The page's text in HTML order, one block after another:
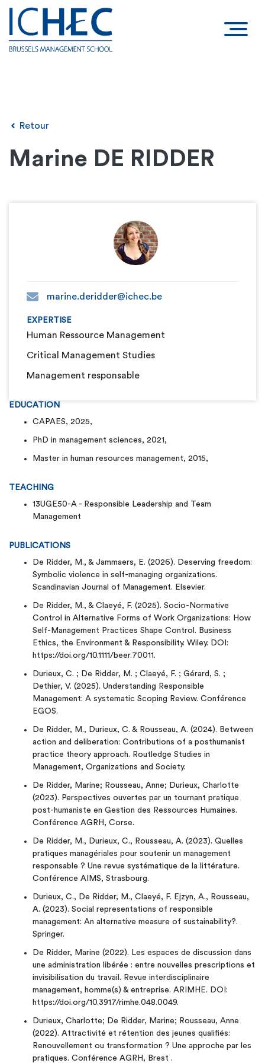
Retour
Marine DE RIDDER
marine.deridder@ichec.be
EXPERTISE
Human Ressource Management
Critical Management Studies
Management responsable
EDUCATION
CAPAES, 2025,
PhD in management sciences, 2021,
Master in human resources management, 2015,
TEACHING
13UGE50-A - Responsible Leadership and Team
Management
PUBLICATIONS
De Ridder, M., & Jammaers, E. (2026). Deserving freedom:
Symbolic violence in self-managing organizations.
Scandinavian Journal of Management. Elsevier.
De Ridder, M., & Claeyé, F. (2025). Socio-Normative
Control in Alternative Forms of Work Organizations: How
Self-Management Practices Shape Control. Business
Ethics, the Environment & Responsibility. Wiley. DOI:
https://doi.org/10.1111/beer.70011.
Durieux, C. ; De Ridder, M. ; Claeyé, F. ; Gérard, S. ;
Dethier, V. (2025). Understanding Responsible
Management: A systematic Scoping Review. Conférence
EGOS.
De Ridder, M., Durieux, C. & Rousseau, A. (2024). Between
action and deliberation: Contributions of a posthumanist
practice theory approach. Routledge Studies in
Management, Organizations and Society.
De Ridder, Marine; Rousseau, Anne; Durieux, Charlotte
(2023). Perspectives ouvertes par un tournant pratique
post-humaniste en Gestion des Ressources Humaines.
Conférence AGRH, Corse.
De Ridder, M., Durieux, C., Rousseau, A. (2023). Quelles
pratiques managériales pour soutenir un management
responsable ? Une revue systématique de la littérature.
Conférence AIMS, Strasbourg.
Durieux, C., De Ridder, M., Claeyé, F. Ejzyn, A., Rousseau,
A. (2023). Social representations of responsible
management: An alternative measure of sustainability?.
Springer.
De Ridder, Marine (2022). Les espaces de discussion dans
une administration libérée : entre nouvelles prescriptions et
invisibilisation du travail. Revue interdisciplinaire
management, homme(s) & entreprise. ARIMHE. DOI:
https://doi.org/10.3917/rimhe.048.0049.
Durieux, Charlotte; De Ridder, Marine; Rousseau, Anne
(2022). Attractivité et rétention des jeunes qualifiés:
Renouvellement ou transformation ? Une approche par les
pratiques. Conférence AGRH, Brest .